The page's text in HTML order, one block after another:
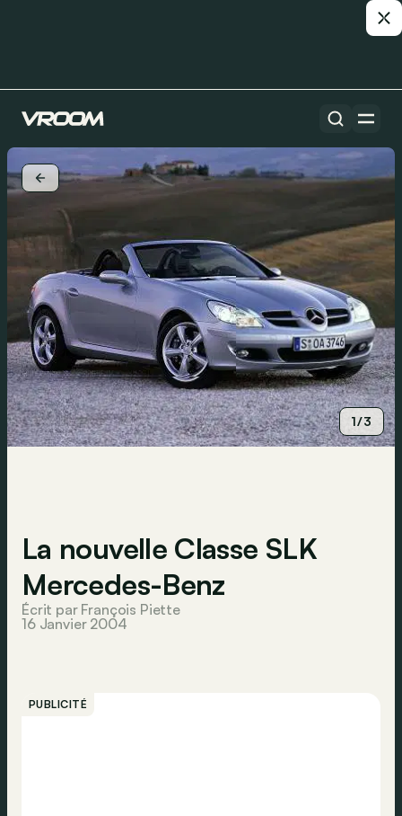
1/3
La nouvelle Classe SLK
Mercedes-Benz
Écrit par François Piette
16 Janvier 2004
PUBLICITÉ